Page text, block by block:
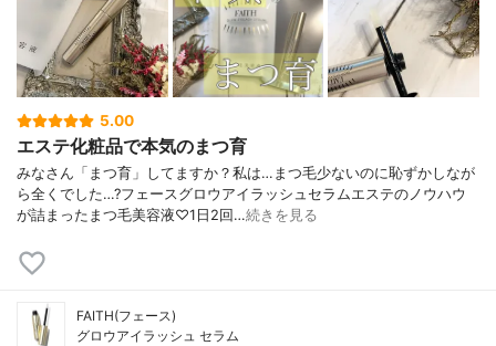
5.00
エステ化粧品で本気のまつ育
みなさん「まつ育」してますか？私は…まつ毛少ないのに恥ずかしなが
ら全くでした…?フェースグロウアイラッシュセラムエステのノウハウ
が詰まったまつ毛美容液♡1日2回…続きを見る
FAITH(フェース)
グロウアイラッシュ セラム